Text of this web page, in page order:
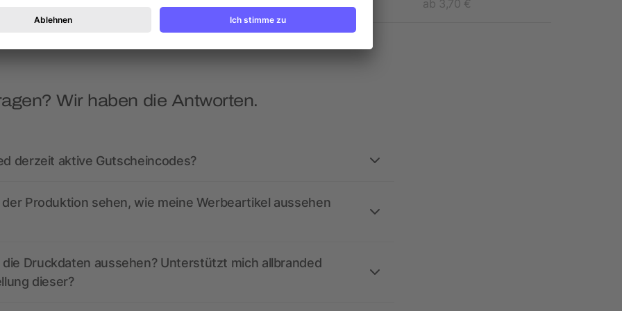
ab 3,70 €
Wir haben die Antworten.
derzeit aktive Gutscheincodes?
der Produktion sehen, wie meine Werbeartikel aussehen
Druckdaten aussehen? Unterstützt mich allbranded
dieser?